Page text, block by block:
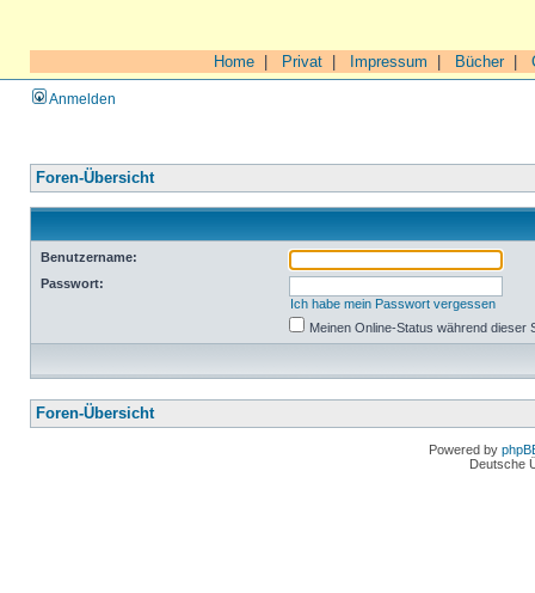
Home Privat Impressum Bücher|
Anmelden
Foren-Übersicht
Benutzername:
Passwort:
Ich habe mein Passwort vergessen
Meinen Online-Status während dieser
Foren-Übersicht
Powered by
Deutsche